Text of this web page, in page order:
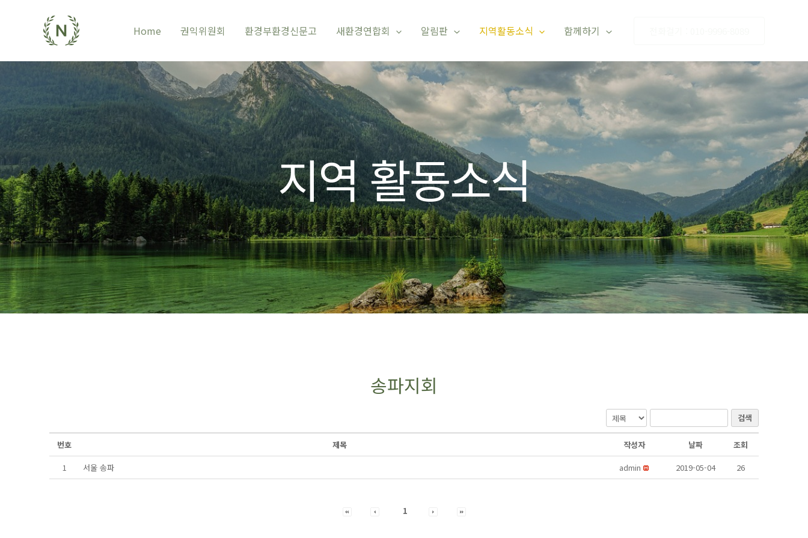
Home 권익위원회 환경부환경신문고 새환경연합회 알림판 지역활동소식 함께하기
지역 활동소식
송파지회
검색
번호 제목 작성자 날짜
조회
1
서울 송파 admin 2019-05-04 26
1